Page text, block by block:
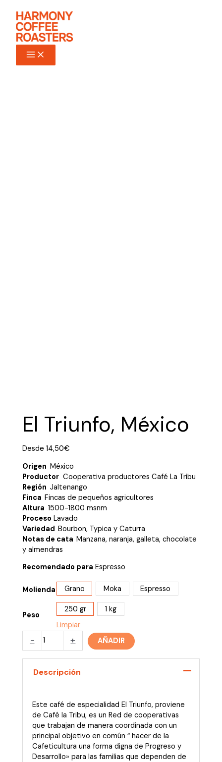
contenido
El Triunfo, México
Desde14,50€
Origen México
Productor Cooperativa productores Café La Tribu
Región Jaltenango
FincaFincas de pequeños agricultores
Altura 1500-1800 msnm
Proceso Lavado
VariedadBourbon, Typica y Caturra
Notas de cataManzana, naranja, galleta, chocolate
y almendras
Recomendado para Espresso
Molienda Grano Moka Espresso
Peso
250 gr
1 kg
Limpiar
-
Triunfo,
+ AÑADIR
Descripción
Este café de especialidad El Triunfo, proviene
de Café la Tribu, es un Red de cooperativas
que trabajan de manera coordinada con un
principal objetivo en común “ hacer de la
Cafeticultura una forma digna de Progreso y
Desarrollo» para las familias que dependen de